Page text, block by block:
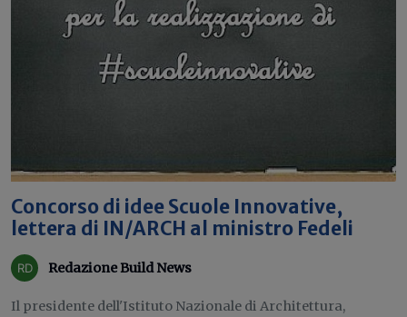
Concorso di idee Scuole Innovative,
lettera di IN/ARCH al ministro Fedeli
Redazione Build News
Il presidente dell'Istituto Nazionale di Architettura,